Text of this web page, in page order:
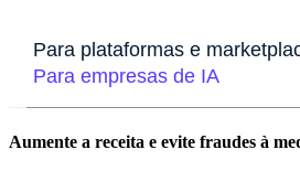
Para plataformas e
Para empresas de IA
Aumente a receita e evite fraudes à